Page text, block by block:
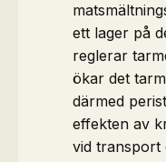
ett lager på
reglerar
ökar det
därmed
effekten av
vid transport